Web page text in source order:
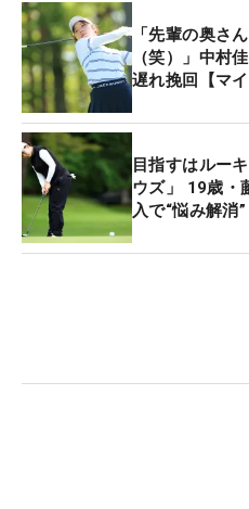
件の事故の保険の手続き
転には気を付けないと…」
運とばかりは言っていら
まりな状況。自身のクル
降の予定となっている。
これだけ悪いことが続け
こってもいいころ。「ホ
ドが入っちゃうとか、何
「先輩の奥さ
（笑）」中村
遅れ挽回【マ
目指すはルー
ウズ」 19歳・
入で“悩み解消”